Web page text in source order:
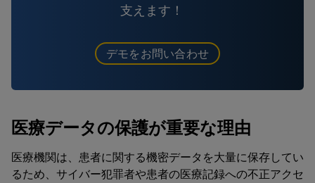
支えます！
デモをお問い合わせ
医療データの保護が重要な理由
医療機関は、患者に関する機密データを大量に保存してい
るため、サイバー犯罪者や患者の医療記録への不正アクセ